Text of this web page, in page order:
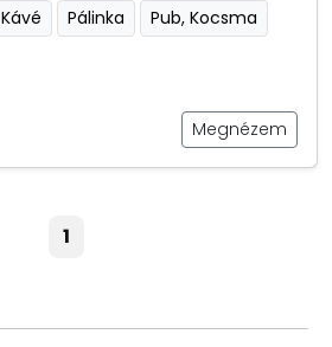
Kávé Pálinka
Pub, Kocsma
Megnézem
1